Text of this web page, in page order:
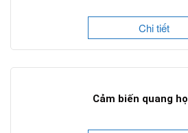
Chi tiết
Cảm biến quang